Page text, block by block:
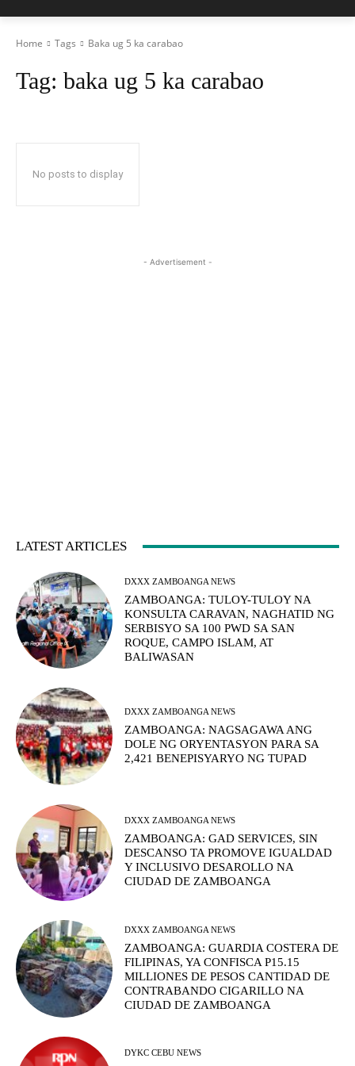
Home Tags Baka ug 5 ka carabao
Tag: baka ug 5 ka carabao
No posts to display
- Advertisement -
LATEST ARTICLES
DXXX ZAMBOANGA NEWS
ZAMBOANGA: TULOY-TULOY NA
KONSULTA CARAVAN, NAGHATID NG
SERBISYO SA 100 PWD SA SAN
ROQUE, CAMPO ISLAM, AT
BALIWASAN
DXXX ZAMBOANGA NEWS
ZAMBOANGA: NAGSAGAWA ANG
DOLE NG ORYENTASYON PARA SA
2,421 BENEPISYARYO NG TUPAD
DXXX ZAMBOANGA NEWS
ZAMBOANGA: GAD SERVICES, SIN
DESCANSO TA PROMOVE IGUALDAD
Y INCLUSIVO DESAROLLO NA
CIUDAD DE ZAMBOANGA
DXXX ZAMBOANGA NEWS
ZAMBOANGA: GUARDIA COSTERA DE
FILIPINAS, YA CONFISCA P15.15
MILLIONES DE PESOS CANTIDAD DE
CONTRABANDO CIGARILLO NA
CIUDAD DE ZAMBOANGA
DYKC CEBU NEWS